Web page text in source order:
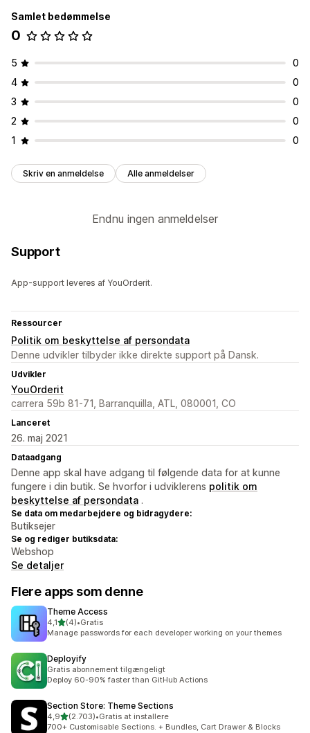
Samlet bedømmelse
0
5
0
4
0
3
0
2
0
1
0
Skriv en anmeldelse Alle anmeldelser
Endnu ingen anmeldelser
Support
App-support leveres af YouOrderit.
Ressourcer
Politik om beskyttelse af persondata
Denne udvikler tilbyder ikke direkte support på Dansk.
Udvikler
YouOrderit
carrera 59b 81-71, Barranquilla, ATL, 080001, CO
Lanceret
26. maj 2021
Dataadgang
Denne app skal have adgang til følgende data for at kunne
fungere i din butik. Se hvorfor i udviklerens politik om
beskyttelse af persondata .
Se data om medarbejdere og bidragydere:
Butiksejer
Se og rediger butiksdata:
Webshop
Se detaljer
Flere apps som denne
Theme Access
4,1ud af 5 stjerner
(4)
4 anmeldelser i alt
•Gratis
Manage passwords for each developer working on your themes
Deployify
Gratis abonnement tilgængeligt
Deploy 60-90% faster than GitHub Actions
Section Store: Theme Sections
4,9ud af 5 stjerner
(2.703)
2703 anmeldelser i alt
•Gratis at installere
700+ Customisable Sections. + Bundles, Cart Drawer & Blocks